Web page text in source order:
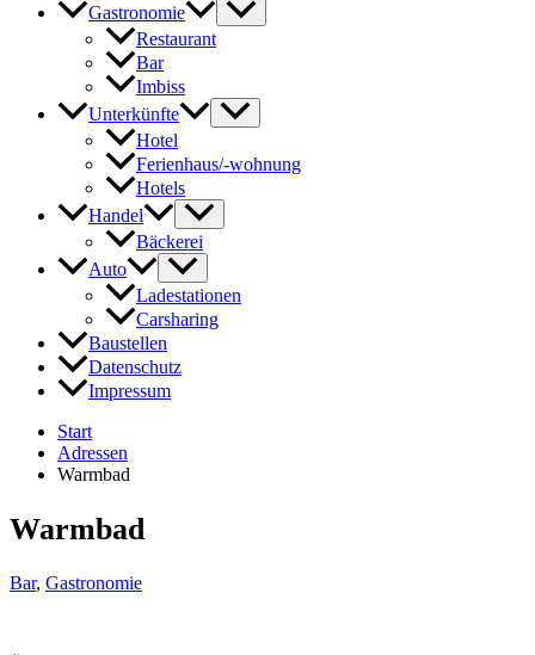
Gastronomie
Restaurant
Bar
Imbiss
Unterkünfte
Hotel
Ferienhaus/-wohnung
Hotels
Handel
Bäckerei
Auto
Ladestationen
Carsharing
Baustellen
Datenschutz
Impressum
Start
Adressen
Warmbad
Warmbad
Bar, Gastronomie